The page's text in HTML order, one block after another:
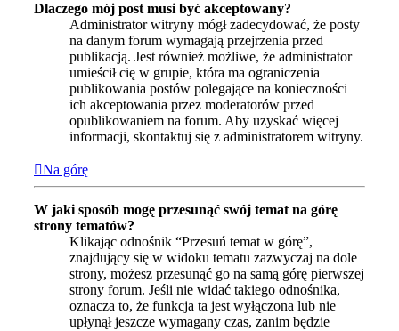
Dlaczego mój post musi być akceptowany?
Administrator witryny mógł zadecydować, że posty
na danym forum wymagają przejrzenia przed
publikacją. Jest również możliwe, że administrator
umieścił cię w grupie, która ma ograniczenia
publikowania postów polegające na konieczności
ich akceptowania przez moderatorów przed
opublikowaniem na forum. Aby uzyskać więcej
informacji, skontaktuj się z administratorem witryny.
Na górę
W jaki sposób mogę przesunąć swój temat na górę
strony tematów?
Klikając odnośnik “Przesuń temat w górę”,
znajdujący się w widoku tematu zazwyczaj na dole
strony, możesz przesunąć go na samą górę pierwszej
strony forum. Jeśli nie widać takiego odnośnika,
oznacza to, że funkcja ta jest wyłączona lub nie
upłynął jeszcze wymagany czas, zanim będzie